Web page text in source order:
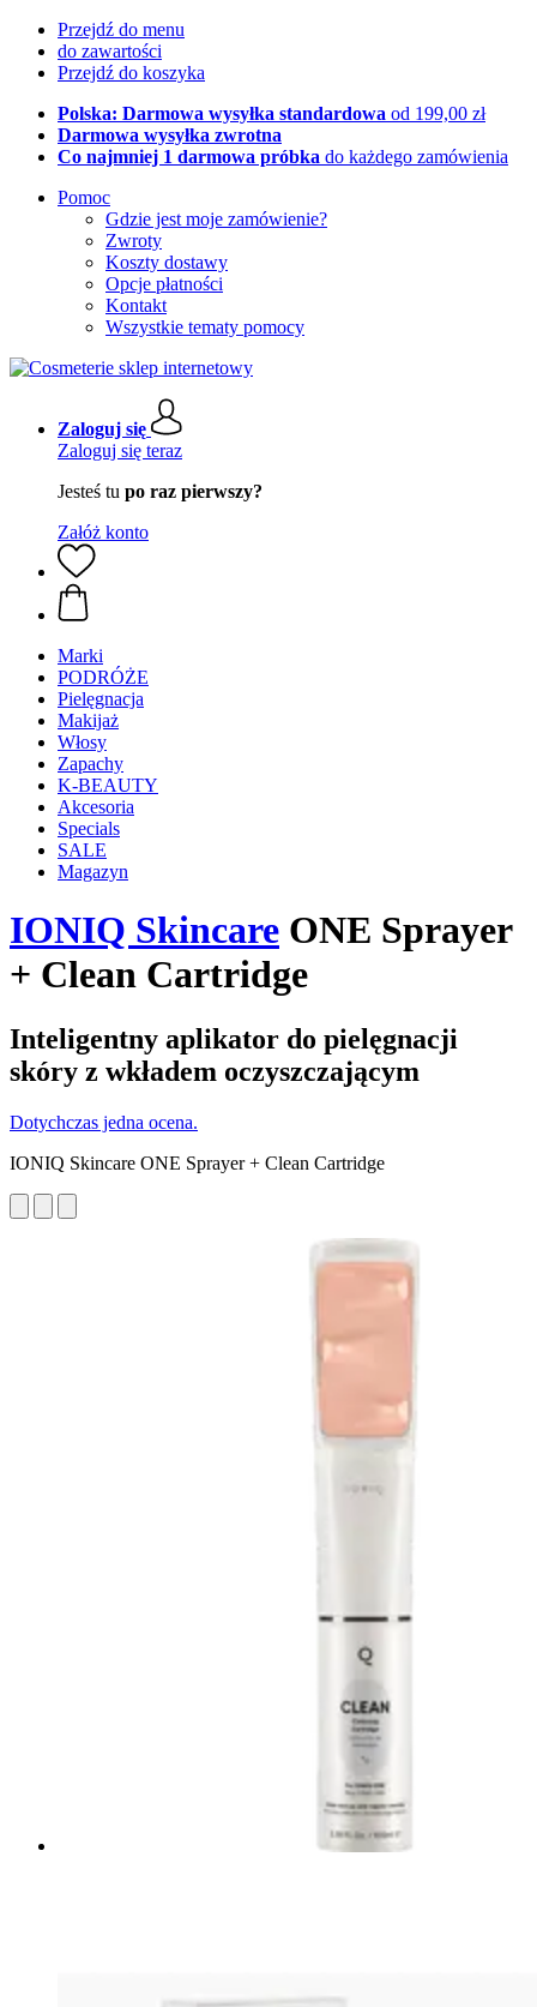
Przejdź do menu
do zawartości
Przejdź do koszyka
Polska: Darmowa wysyłka standardowa od 199,00 zł
Darmowa wysyłka zwrotna
Co najmniej 1 darmowa próbka do każdego zamówienia
Pomoc
Gdzie jest moje zamówienie?
Zwroty
Koszty dostawy
Opcje płatności
Kontakt
Wszystkie tematy pomocy
Zaloguj się
Zaloguj się teraz
Jesteś tu po raz pierwszy?
Załóż konto
Marki
PODRÓŻE
Pielęgnacja
Makijaż
Włosy
Zapachy
K-BEAUTY
Akcesoria
Specials
SALE
Magazyn
IONIQ Skincare ONE Sprayer
+ Clean Cartridge
Inteligentny aplikator do pielęgnacji
skóry z wkładem oczyszczającym
Dotychczas jedna ocena.
IONIQ Skincare ONE Sprayer + Clean Cartridge